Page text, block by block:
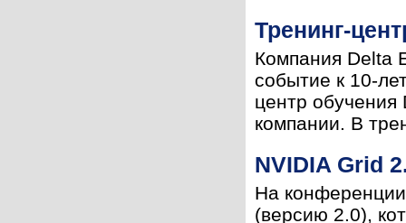
Тренинг-
Компания Delta
событие к 10-
центр обучения
компании. В
NVIDIA Grid
На
(версию 2.0),